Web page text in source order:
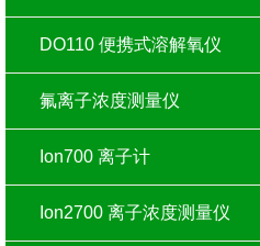
DO110 便携式溶解氧仪
氟离子浓度测量仪
Ion700 离子计
Ion2700 离子浓度测量仪